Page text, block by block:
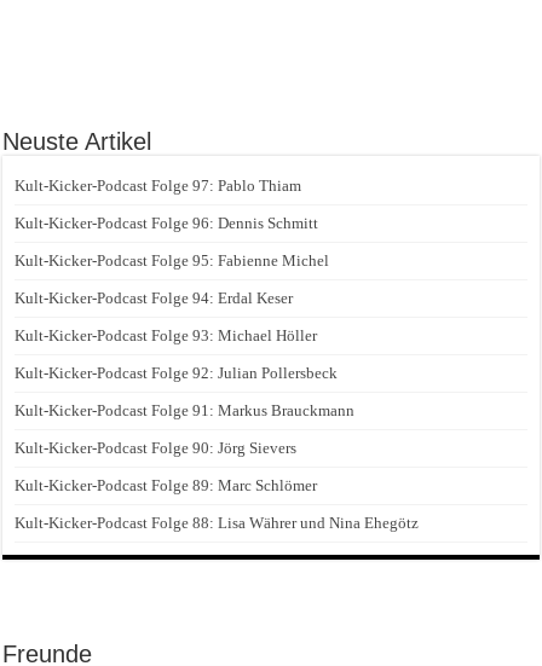
Neuste Artikel
Kult-Kicker-Podcast Folge 97: Pablo Thiam
Kult-Kicker-Podcast Folge 96: Dennis Schmitt
Kult-Kicker-Podcast Folge 95: Fabienne Michel
Kult-Kicker-Podcast Folge 94: Erdal Keser
Kult-Kicker-Podcast Folge 93: Michael Höller
Kult-Kicker-Podcast Folge 92: Julian Pollersbeck
Kult-Kicker-Podcast Folge 91: Markus Brauckmann
Kult-Kicker-Podcast Folge 90: Jörg Sievers
Kult-Kicker-Podcast Folge 89: Marc Schlömer
Kult-Kicker-Podcast Folge 88: Lisa Währer und Nina Ehegötz
Freunde